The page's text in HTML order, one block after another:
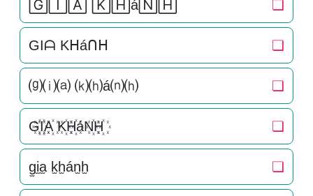
🄶🄸🄰 🄺🄷á🄽🄷 ❏
GIᗩ Kᕼáᑎᕼ ❏
⒢⒤⒜ ⒦⒣á⒩⒣ ❏
G꙰I꙰A꙰ K꙰H꙰áN꙰H꙰ ❏
g̫i̫a̫ k̫h̫án̫h̫ ❏